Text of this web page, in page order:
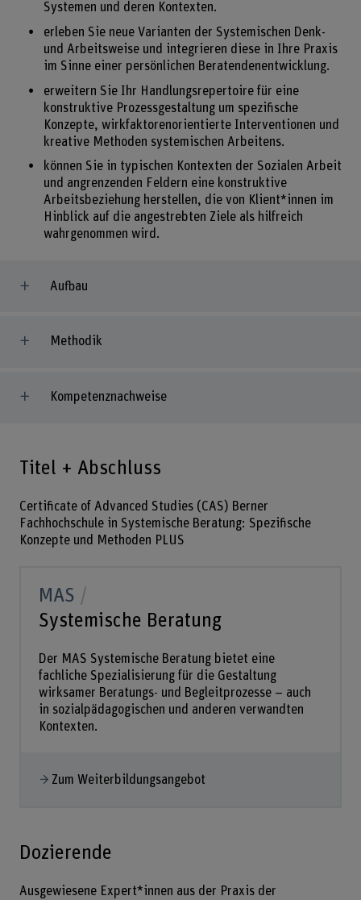
Systemen und deren Kontexten.
erleben Sie neue Varianten der Systemischen Denk-
und Arbeitsweise und integrieren diese in Ihre Praxis
im Sinne einer persönlichen Beratendenentwicklung.
erweitern Sie Ihr Handlungsrepertoire für eine
konstruktive Prozessgestaltung um spezifische
Konzepte, wirkfaktorenorientierte Interventionen und
kreative Methoden systemischen Arbeitens.
können Sie in typischen Kontexten der Sozialen Arbeit
und angrenzenden Feldern eine konstruktive
Arbeitsbeziehung herstellen, die von Klient*innen im
Hinblick auf die angestrebten Ziele als hilfreich
wahrgenommen wird.
Aufbau
Methodik
Kompetenznachweise
Titel + Abschluss
Certificate of Advanced Studies (CAS) Berner
Fachhochschule in Systemische Beratung: Spezifische
Konzepte und Methoden PLUS
MAS
Systemische Beratung
Der MAS Systemische Beratung bietet eine
fachliche Spezialisierung für die Gestaltung
wirksamer Beratungs- und Begleitprozesse – auch
in sozialpädagogischen und anderen verwandten
Kontexten.
Zum Weiterbildungsangebot
Dozierende
Ausgewiesene Expert*innen aus der Praxis der